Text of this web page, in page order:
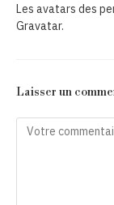
Les avatars des
Gravatar.
Laisser un
Comment